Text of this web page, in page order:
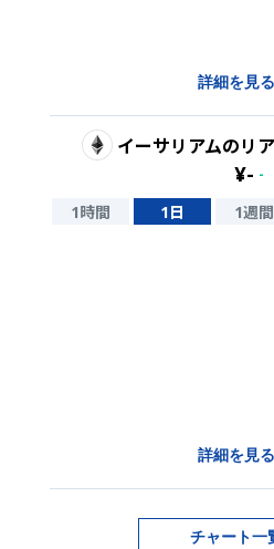
詳細を見る
イーサリアムのリ
¥- -
1時間 1日 1週間
詳細を見る
チャート一